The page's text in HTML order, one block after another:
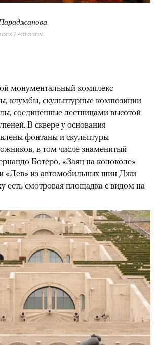
/ FOTODOM
монументальный комплекс
клумбы, скульптурные композиции
соединенные лестницами высотой
В сквере у основания
фонтаны и скульптуры
в том числе знаменитый
Бо­теро, «Заяц на колоколе»
«Лев» из авто­мобильных шин Джи
есть смотровая площадка с видом на